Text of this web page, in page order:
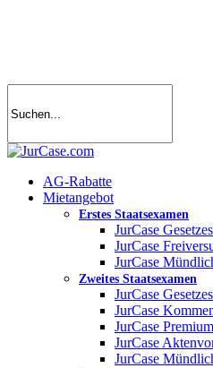
search
account
Menu
AG-Rabatte
Mietangebot
Erstes Staatsexamen
JurCase
JurCase
JurCase
Zweites Staatsexamen
JurCase
JurCase
JurCase Premium
JurCase
JurCase